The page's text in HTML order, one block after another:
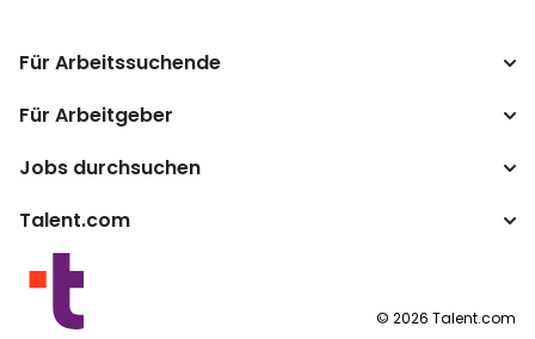
Für Arbeitssuchende
Jobs suchen
Lohnumrechner
Für Arbeitgeber
Unternehmen
Jobs durchsuchen
Top-Suchanfragen
Nach Standort
By category
Talent.com
Mehr Länder
Nutzungsbedingungen
© 2026 Talent.com